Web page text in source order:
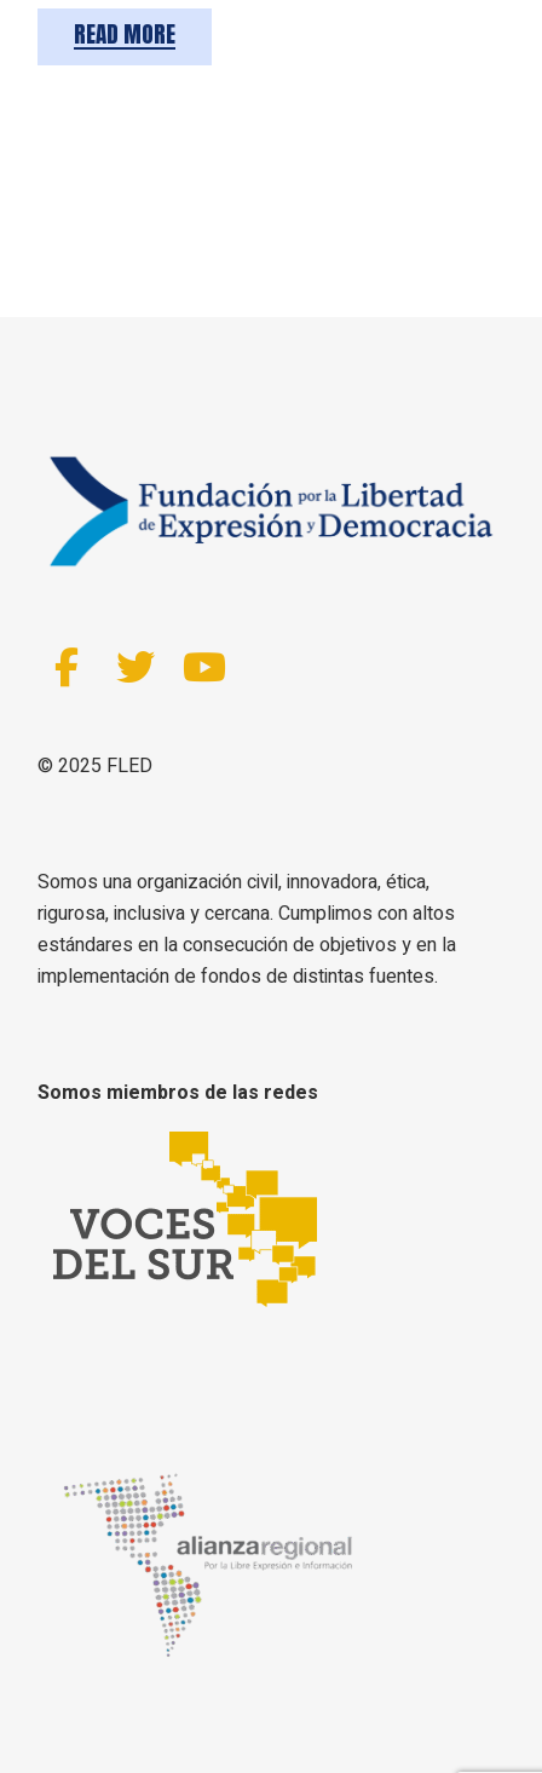
READ MORE
© 2025 FLED
Somos una organización civil, innovadora, ética,
rigurosa, inclusiva y cercana. Cumplimos con altos
estándares en la consecución de objetivos y en la
implementación de fondos de distintas fuentes.
Somos miembros de las redes